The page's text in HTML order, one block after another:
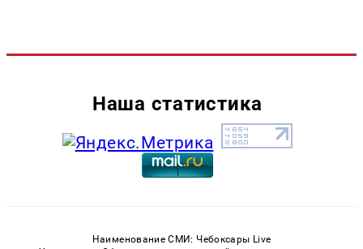
Наша статистика
Наименование СМИ: Чебоксары Live